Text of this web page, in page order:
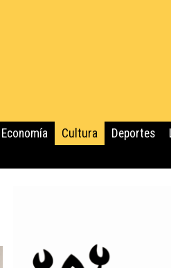
Economía Cultura Deportes